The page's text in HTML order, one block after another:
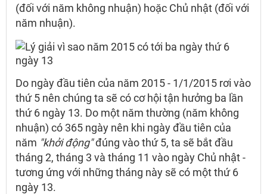
(đối với năm không nhuận) hoặc Chủ nhật (đối với
năm nhuận).
Do ngày đầu tiên của năm 2015 - 1/1/2015 rơi vào
thứ 5 nên chúng ta sẽ có cơ hội tận hưởng ba lần
thứ 6 ngày 13. Do một năm thường (năm không
nhuận) có 365 ngày nên khi ngày đầu tiên của
năm "khởi động"đúng vào thứ 5, ta sẽ bắt đầu
tháng 2, tháng 3 và tháng 11 vào ngày Chủ nhật -
tương ứng với những tháng này sẽ có một thứ 6
ngày 13.